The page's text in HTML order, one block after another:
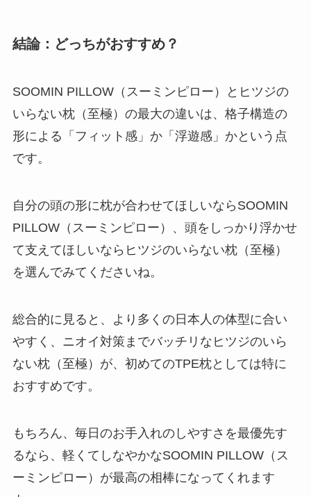
結論：どっちがおすすめ？
SOOMIN PILLOW（スーミンピロー）とヒツジの
いらない枕（至極）の最大の違いは、格子構造の
形による「フィット感」か「浮遊感」かという点
です。
自分の頭の形に枕が合わせてほしいならSOOMIN
PILLOW（スーミンピロー）、頭をしっかり浮かせ
て支えてほしいならヒツジのいらない枕（至極）
を選んでみてくださいね。
総合的に見ると、より多くの日本人の体型に合い
やすく、ニオイ対策までバッチリなヒツジのいら
ない枕（至極）が、初めてのTPE枕としては特に
おすすめです。
もちろん、毎日のお手入れのしやすさを最優先す
るなら、軽くてしなやかなSOOMIN PILLOW（ス
ーミンピロー）が最高の相棒になってくれます